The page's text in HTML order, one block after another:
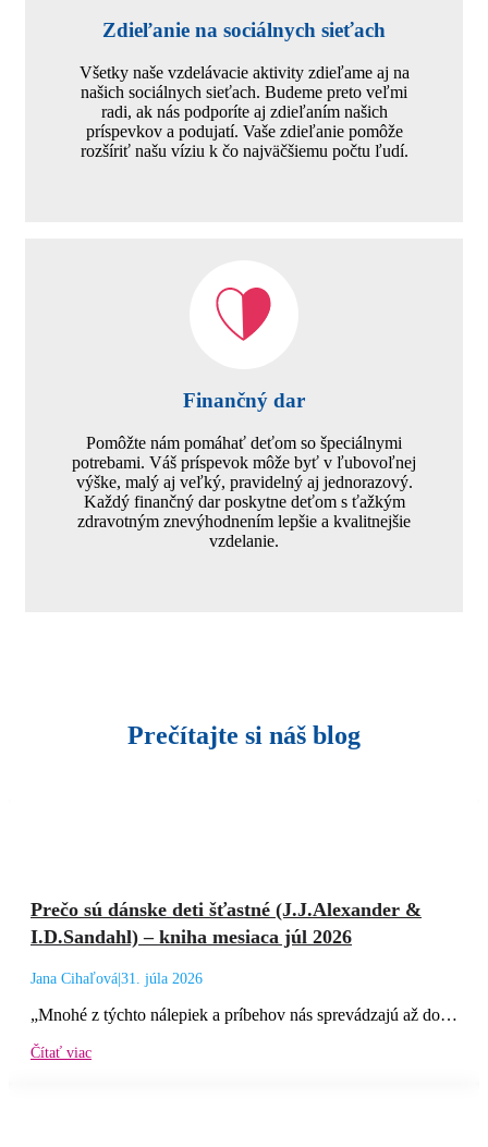
Zdieľanie na sociálnych sieťach
Všetky naše vzdelávacie aktivity zdieľame aj na
našich sociálnych sieťach. Budeme preto veľmi
radi, ak nás podporíte aj zdieľaním našich
príspevkov a podujatí. Vaše zdieľanie pomôže
rozšíriť našu víziu k čo najväčšiemu počtu ľudí.
Finančný dar
Pomôžte nám pomáhať deťom so špeciálnymi
potrebami. Váš príspevok môže byť v ľubovoľnej
výške, malý aj veľký, pravidelný aj jednorazový.
Každý finančný dar poskytne deťom s ťažkým
zdravotným znevýhodnením lepšie a kvalitnejšie
vzdelanie.
Prečítajte si náš blog
Prečo sú dánske deti šťastné (J.J.Alexander &
I.D.Sandahl) – kniha mesiaca júl 2026
Jana Cihaľová 31. júla 2026
„Mnohé z týchto nálepiek a príbehov nás sprevádzajú až do…
Čítať viac